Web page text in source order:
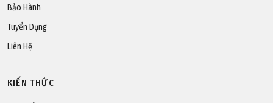
Bảo Hành
Tuyển Dụng
Liên Hệ
KIẾN THỨC